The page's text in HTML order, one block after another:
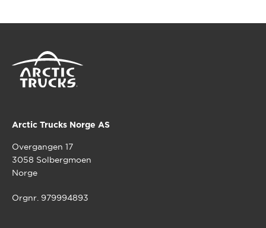
Arctic Trucks Norge AS
Overgangen 17
3058 Solbergmoen
Norge
Orgnr. 979994893